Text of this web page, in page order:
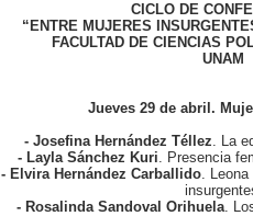
CICLO DE
“ENTRE MUJERES
FACULTAD DE CIENCIAS
UNAM
Jueves 29 de abril.
- Josefina Hernández Téllez . La
- Layla Sánchez Kuri . Presencia
- Elvira Hernández Carballido .
- Rosalinda Sandoval Orihuela.